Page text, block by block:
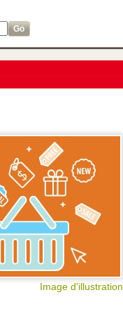
Image d'illustration